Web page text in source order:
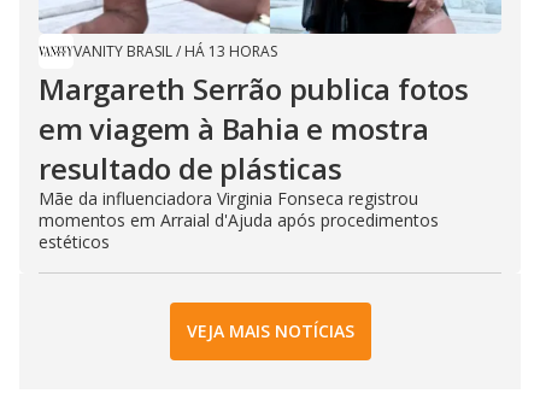
VANITY BRASIL/ HÁ 13 HORAS
Margareth Serrão publica fotos
em viagem à Bahia e mostra
resultado de plásticas
Mãe da influenciadora Virginia Fonseca registrou
momentos em Arraial d'Ajuda após procedimentos
estéticos
VEJA MAIS NOTÍCIAS